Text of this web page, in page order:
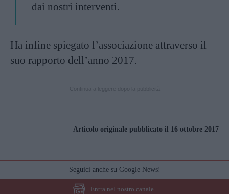
dai nostri interventi.
Ha infine spiegato l’associazione attraverso il
suo rapporto dell’anno 2017.
Articolo originale pubblicato il 16 ottobre 2017
Seguici anche su Google News!
Entra nel nostro canale